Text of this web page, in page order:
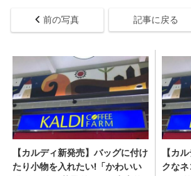
前の写真 記事に戻る